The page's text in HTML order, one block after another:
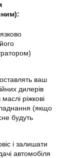
ваш
дилерів
ріжкові
(якщо
будуть
і залишати
автомобіля